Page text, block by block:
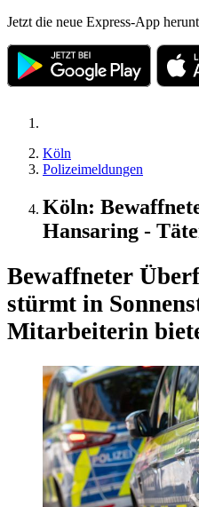
Jetzt die neue Express-App
Köln
Polizeimeldungen
Köln:
Hansaring -
Bewaffneter
stürmt in
Mitarbeiterin